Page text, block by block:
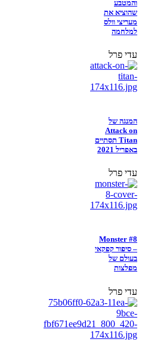
והמטבע
שהוציא את
מעריצי וולס
למלחמה
עדי פרל
המנגה של
Attack on
Titan תסתיים
באפריל 2021
עדי פרל
Monster #8
– סיפור קפקאי
בעולם של
מפלצות
עדי פרל